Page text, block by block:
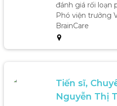
đánh giá rối loạn
Phó viện trưởng
Tiến sĩ,
Nguyễn Thị